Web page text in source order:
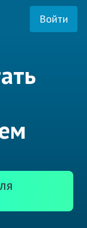
Войти